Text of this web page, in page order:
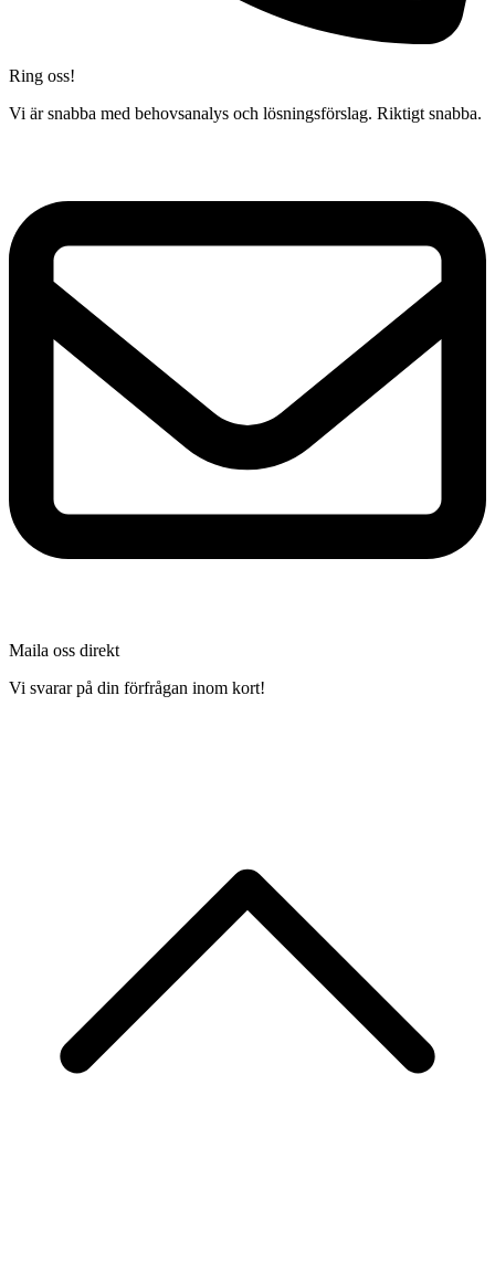
Ring oss!
Vi är snabba med behovsanalys och lösningsförslag. Riktigt snabba.
Maila oss direkt
Vi svarar på din förfrågan inom kort!